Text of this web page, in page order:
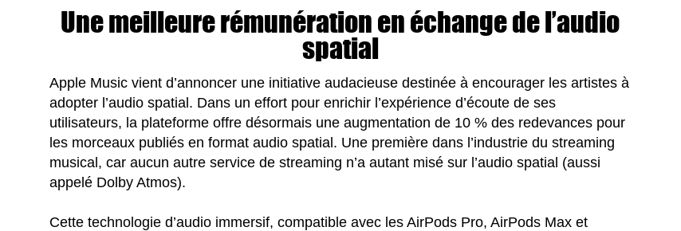
Une meilleure rémunération en échange de l’audio
spatial
Apple Music vient d’annoncer une initiative audacieuse destinée à encourager les artistes à
adopter l’audio spatial. Dans un effort pour enrichir l’expérience d’écoute de ses
utilisateurs, la plateforme offre désormais une augmentation de 10 % des redevances pour
les morceaux publiés en format audio spatial. Une première dans l’industrie du streaming
musical, car aucun autre service de streaming n’a autant misé sur l’audio spatial (aussi
appelé Dolby Atmos).
Cette technologie d’audio immersif, compatible avec les AirPods Pro, AirPods Max et